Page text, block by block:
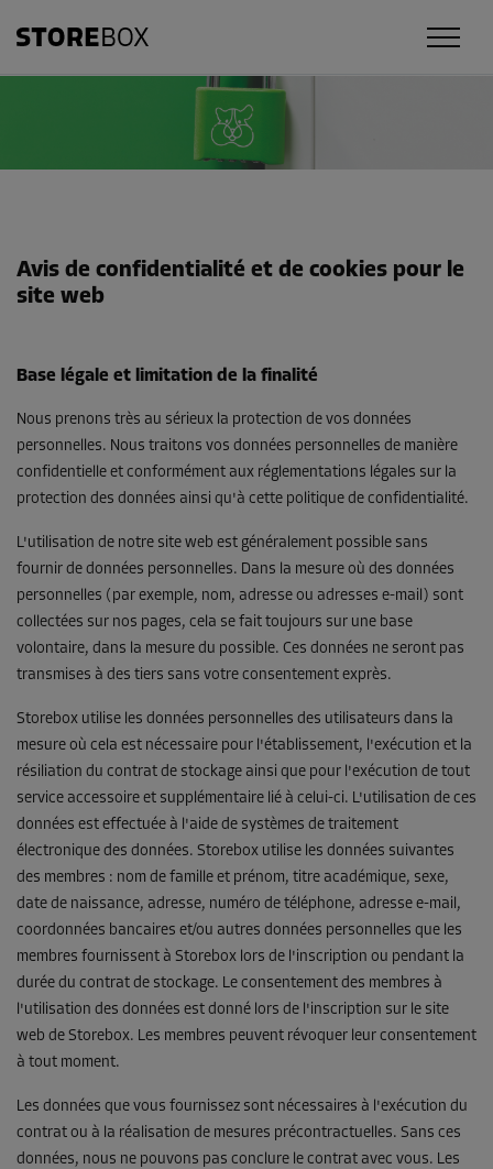
Avis de confidentialité et de cookies pour le
site web
Base légale et limitation de la finalité
Nous prenons très au sérieux la protection de vos données
personnelles. Nous traitons vos données personnelles de manière
confidentielle et conformément aux réglementations légales sur la
protection des données ainsi qu'à cette politique de confidentialité.
L'utilisation de notre site web est généralement possible sans
fournir de données personnelles. Dans la mesure où des données
personnelles (par exemple, nom, adresse ou adresses e-mail) sont
collectées sur nos pages, cela se fait toujours sur une base
volontaire, dans la mesure du possible. Ces données ne seront pas
transmises à des tiers sans votre consentement exprès.
Storebox utilise les données personnelles des utilisateurs dans la
mesure où cela est nécessaire pour l'établissement, l'exécution et la
résiliation du contrat de stockage ainsi que pour l'exécution de tout
service accessoire et supplémentaire lié à celui-ci. L'utilisation de ces
données est effectuée à l'aide de systèmes de traitement
électronique des données. Storebox utilise les données suivantes
des membres : nom de famille et prénom, titre académique, sexe,
date de naissance, adresse, numéro de téléphone, adresse e-mail,
coordonnées bancaires et/ou autres données personnelles que les
membres fournissent à Storebox lors de l'inscription ou pendant la
durée du contrat de stockage. Le consentement des membres à
l'utilisation des données est donné lors de l'inscription sur le site
web de Storebox. Les membres peuvent révoquer leur consentement
à tout moment.
Les données que vous fournissez sont nécessaires à l'exécution du
contrat ou à la réalisation de mesures précontractuelles. Sans ces
données, nous ne pouvons pas conclure le contrat avec vous. Les